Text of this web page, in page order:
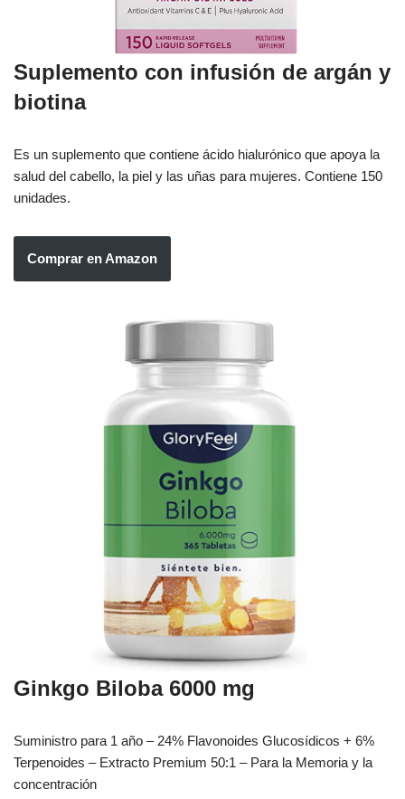
Suplemento con infusión de argán y
biotina
Es un suplemento que contiene ácido hialurónico que apoya la
salud del cabello, la piel y las uñas para mujeres. Contiene 150
unidades.
Comprar en Amazon
Ginkgo Biloba 6000 mg
Suministro para 1 año – 24% Flavonoides Glucosídicos + 6%
Terpenoides – Extracto Premium 50:1 – Para la Memoria y la
concentración